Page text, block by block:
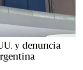
y denuncia